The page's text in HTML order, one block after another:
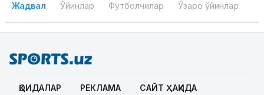
Жадвал Ўйинлар Футболчилар Ўзаро ўйинлар
ҚОИДАЛАР РЕКЛАМА САЙТ ҲАҚИДА